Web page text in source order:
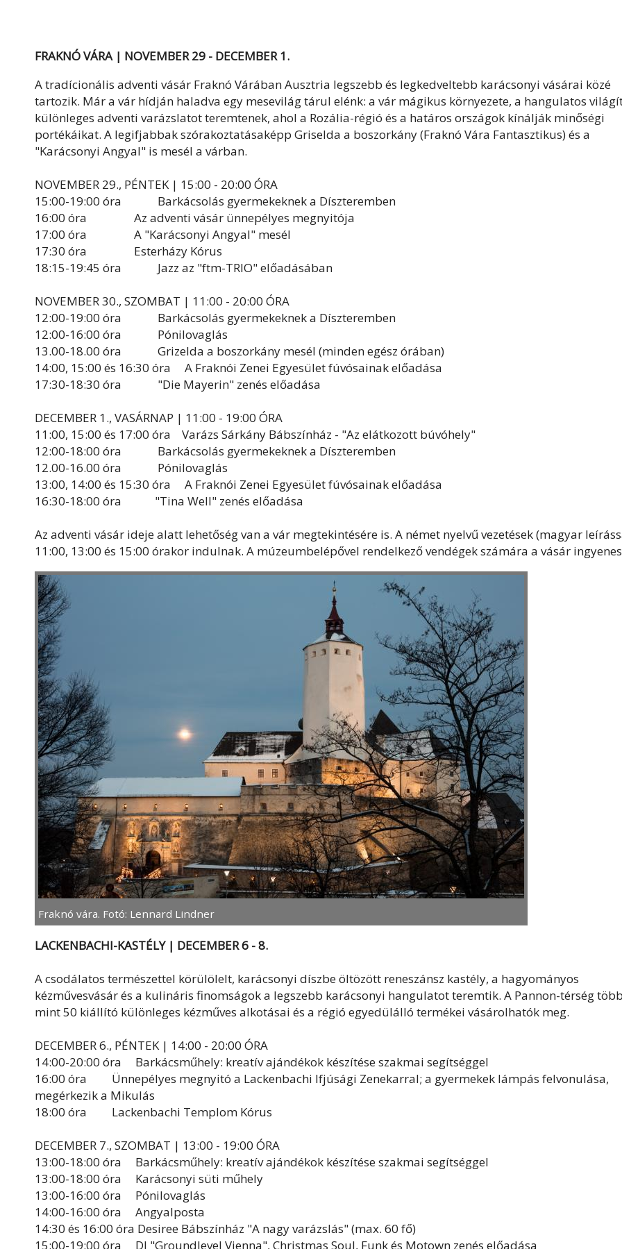
FRAKNÓ VÁRA | NOVEMBER 29 - DECEMBER 1.
A tradícionális adventi vásár Fraknó Várában Ausztria legszebb és legkedveltebb karácsonyi vásárai közé
tartozik. Már a vár hídján haladva egy mesevilág tárul elénk: a vár mágikus környezete, a hangulatos
különleges adventi varázslatot teremtenek, ahol a Rozália-régió és a határos országok kínálják minőségi
portékáikat. A legifjabbak szórakoztatásaképp Griselda a boszorkány (Fraknó Vára Fantasztikus) és a
"Karácsonyi Angyal" is mesél a várban.
NOVEMBER 29., PÉNTEK | 15:00 - 20:00 ÓRA
15:00-19:00 óra Barkácsolás gyermekeknek a Díszteremben
16:00 óra Az adventi vásár ünnepélyes megnyitója
17:00 óra A "Karácsonyi Angyal" mesél
17:30 óra Esterházy Kórus
18:15-19:45 óra Jazz az "ftm-TRIO" előadásában
NOVEMBER 30., SZOMBAT | 11:00 - 20:00 ÓRA
12:00-19:00 óra Barkácsolás gyermekeknek a Díszteremben
12:00-16:00 óra Pónilovaglás
13.00-18.00 óra Grizelda a boszorkány mesél (minden egész órában)
14:00, 15:00 és 16:30 óra A Fraknói Zenei Egyesület fúvósainak előadása
17:30-18:30 óra "Die Mayerin" zenés előadása
DECEMBER 1., VASÁRNAP | 11:00 - 19:00 ÓRA
11:00, 15:00 és 17:00 óra Varázs Sárkány Bábszínház - "Az elátkozott búvóhely"
12:00-18:00 óra Barkácsolás gyermekeknek a Díszteremben
12.00-16.00 óra Pónilovaglás
13:00, 14:00 és 15:30 óra A Fraknói Zenei Egyesület fúvósainak előadása
16:30-18:00 óra "Tina Well" zenés előadása
Az adventi vásár ideje alatt lehetőség van a vár megtekintésére is. A német nyelvű vezetések (magyar
11:00, 13:00 és 15:00 órakor indulnak. A múzeumbelépővel rendelkező vendégek számára a vásár
Fraknó vára. Fotó: Lennard Lindner
LACKENBACHI-KASTÉLY | DECEMBER 6 - 8.
A csodálatos természettel körülölelt, karácsonyi díszbe öltözött reneszánsz kastély, a hagyományos
kézművesvásár és a kulináris finomságok a legszebb karácsonyi hangulatot teremtik. A Pannon-térség
mint 50 kiállító különleges kézműves alkotásai és a régió egyedülálló termékei vásárolhatók meg.
DECEMBER 6., PÉNTEK | 14:00 - 20:00 ÓRA
14:00-20:00 óra Barkácsműhely: kreatív ajándékok készítése szakmai segítséggel
16:00 óra Ünnepélyes megnyitó a Lackenbachi Ifjúsági Zenekarral; a gyermekek lámpás felvonulása,
megérkezik a Mikulás
18:00 óra Lackenbachi Templom Kórus
DECEMBER 7., SZOMBAT | 13:00 - 19:00 ÓRA
13:00-18:00 óra Barkácsműhely: kreatív ajándékok készítése szakmai segítséggel
13:00-18:00 óra Karácsonyi süti műhely
13:00-16:00 óra Pónilovaglás
14:00-16:00 óra Angyalposta
14:30 és 16:00 óra Desiree Bábszínház "A nagy varázslás" (max. 60 fő)
15:00-19:00 óra DJ "Groundlevel Vienna", Christmas Soul, Funk és Motown zenés előadása